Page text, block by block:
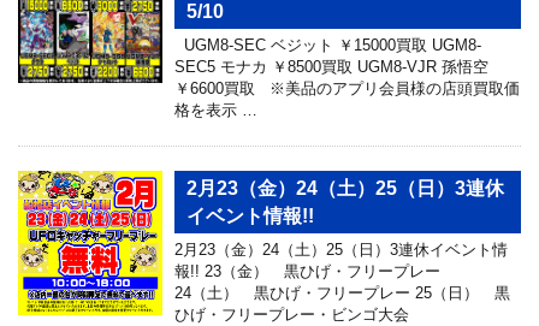
5/10
UGM8-SEC ベジット ￥15000買取 UGM8-
SEC5 モナカ ￥8500買取 UGM8-VJR 孫悟空
￥6600買取 ※美品のアプリ会員様の店頭買取価
格を表示 …
2月23（金）24（土）25（日）3連休
イベント情報!!
2月23（金）24（土）25（日）3連休イベント情
報!! 23（金） 黒ひげ・フリープレー
24（土） 黒ひげ・フリープレー 25（日） 黒
ひげ・フリープレー・ビンゴ大会